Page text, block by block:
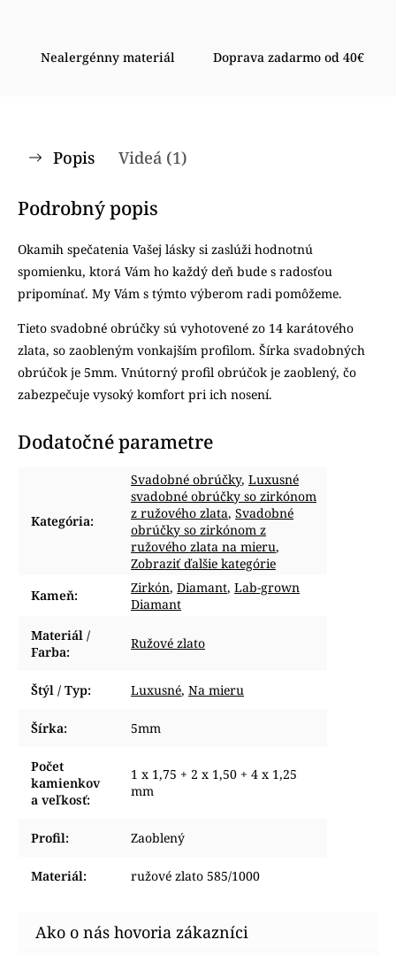
Nealergénny materiál Doprava zadarmo od 40€
Popis Videá (1)
Podrobný popis
Okamih spečatenia Vašej lásky si zaslúži hodnotnú
spomienku, ktorá Vám ho každý deň bude s radosťou
pripomínať. My Vám s týmto výberom radi pomôžeme.
Tieto svadobné obrúčky sú vyhotovené zo 14 karátového
zlata, so zaobleným vonkajším profilom. Šírka svadobných
obrúčok je 5mm. Vnútorný profil obrúčok je zaoblený, čo
zabezpečuje vysoký komfort pri ich nosení.
Dodatočné parametre
Kategória:
Svadobné obrúčky, Luxusné
svadobné obrúčky so zirkónom
z ružového zlata, Svadobné
obrúčky so zirkónom z
ružového zlata na mieru,
Zobraziť ďalšie kategórie
Kameň: Zirkón, Diamant, Lab-grown
Diamant
Materiál /
Farba:
Ružové zlato
Štýl / Typ: Luxusné, Na mieru
Šírka: 5mm
Počet
kamienkov
a veľkosť:
1 x 1,75 + 2 x 1,50 + 4 x 1,25
mm
Profil: Zaoblený
Materiál: ružové zlato 585/1000